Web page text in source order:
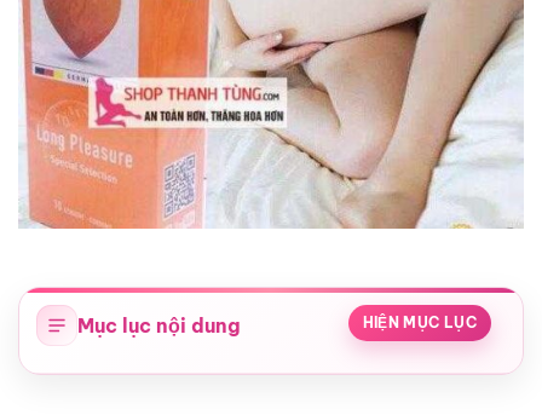
Mục lục nội dung HIỆN MỤC LỤC